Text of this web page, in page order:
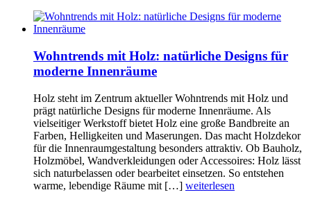
Wohntrends mit Holz: natürliche Designs für
moderne Innenräume
Holz steht im Zentrum aktueller Wohntrends mit Holz und
prägt natürliche Designs für moderne Innenräume. Als
vielseitiger Werkstoff bietet Holz eine große Bandbreite an
Farben, Helligkeiten und Maserungen. Das macht Holzdekor
für die Innenraumgestaltung besonders attraktiv. Ob Bauholz,
Holzmöbel, Wandverkleidungen oder Accessoires: Holz lässt
sich naturbelassen oder bearbeitet einsetzen. So entstehen
warme, lebendige Räume mit […] weiterlesen